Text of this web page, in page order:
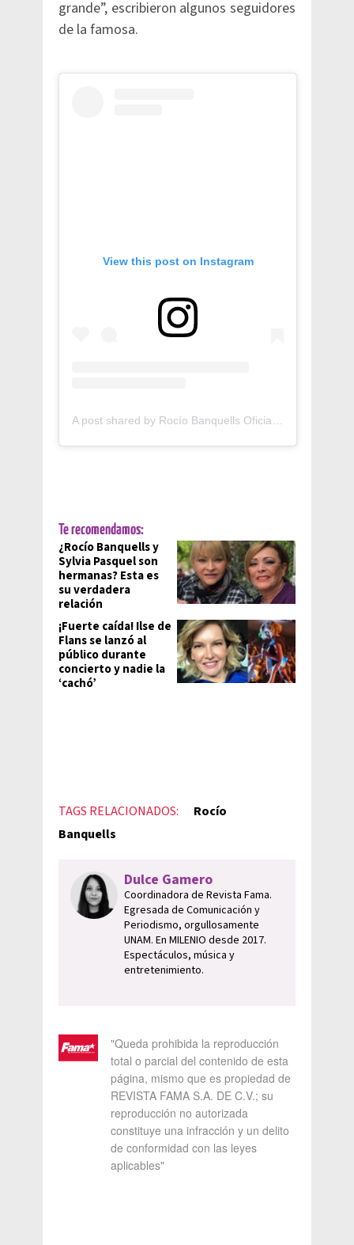
grande”, escribieron algunos seguidores
de la famosa.
View this post on Instagram
A post shared by Rocío Banquells Oficial (@rociobanquells)
Te recomendamos:
¿Rocío Banquells y
Sylvia Pasquel son
hermanas? Esta es
su verdadera
relación
¡Fuerte caída! Ilse de
Flans se lanzó al
público durante
concierto y nadie la
‘cachó’
TAGS RELACIONADOS:
Rocío
Banquells
Dulce Gamero
Coordinadora de Revista Fama.
Egresada de Comunicación y
Periodismo, orgullosamente
UNAM. En MILENIO desde 2017.
Espectáculos, música y
entretenimiento.
"Queda prohibida la reproducción
total o parcial del contenido de esta
página, mismo que es propiedad de
REVISTA FAMA S.A. DE C.V.; su
reproducción no autorizada
constituye una infracción y un delito
de conformidad con las leyes
aplicables"